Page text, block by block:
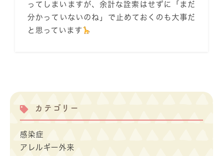
ってしまいますが、余計な詮索はせずに「まだ
分かっていないのね」で止めておくのも大事だ
と思っています
カテゴリー
感染症
アレルギー外来